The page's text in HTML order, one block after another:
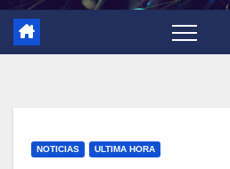
NOTICIAS ULTIMA HORA